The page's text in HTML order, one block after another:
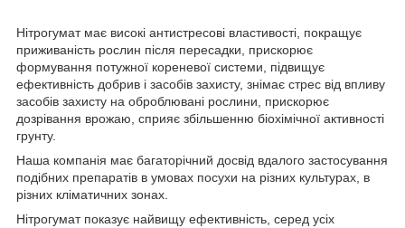
Нітрогумат має високі антистресові властивості, покращує
приживаність рослин після пересадки, прискорює
формування потужної кореневої системи, підвищує
ефективність добрив і засобів захисту, знімає стрес від впливу
засобів захисту на оброблювані рослини, прискорює
дозрівання врожаю, сприяє збільшенню біохімічної активності
грунту.
Наша компанія має багаторічний досвід вдалого застосування
подібних препаратів в умовах посухи на різних культурах, в
різних кліматичних зонах.
Нітрогумат показує найвищу ефективність, серед усіх